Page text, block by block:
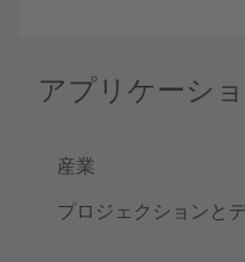
アプリケーシ
産業
プロジェクションと